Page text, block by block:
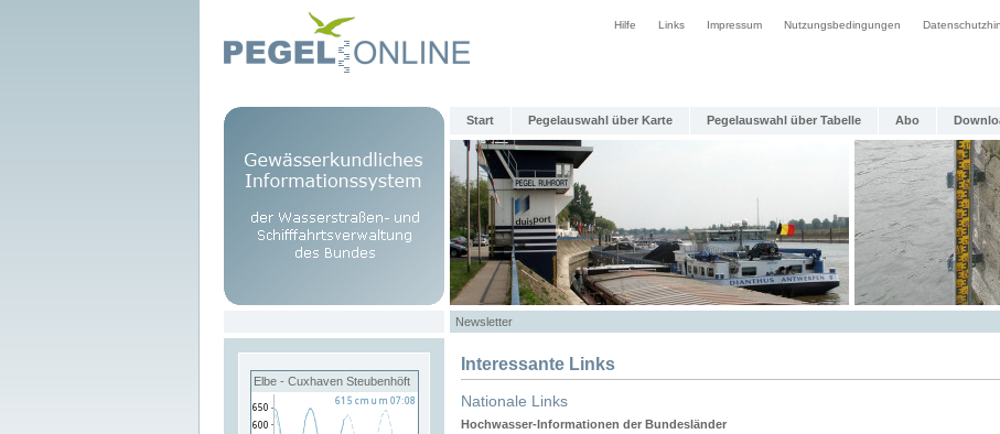
Hilfe Links Impressum Nutzungsbedingungen
Start Pegelauswahl über Karte Pegelauswahl über Tabelle Abo
Newsletter
Elbe - Cuxhaven Steubenhöft
Interessante Links
Nationale Links
Hochwasser-Informationen der Bundesländer